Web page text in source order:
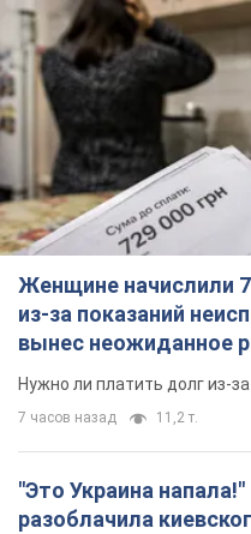
Женщине начислили
из-за показаний
вынес неожиданное
Нужно ли платить долг из-
7 часов назад 11,2 т.
"Это Украина
разоблачила